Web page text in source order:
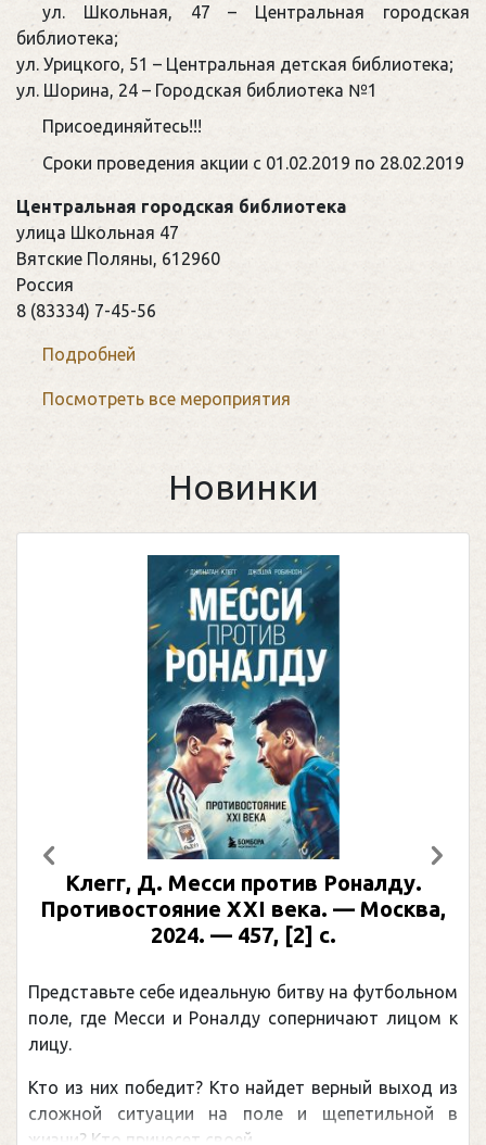
ул. Школьная, 47 – Центральная городская
библиотека;
ул. Урицкого, 51 – Центральная детская библиотека;
ул. Шорина, 24 – Городская библиотека №1
Присоединяйтесь!!!
Сроки проведения акции с 01.02.2019 по 28.02.2019
Центральная городская библиотека
улица Школьная 47
Вятские Поляны, 612960
Россия
8 (83334) 7-45-56
Подробней
Посмотреть все мероприятия
Новинки
Клегг, Д. Месси против Роналду.
Противостояние XXI века. — Москва,
2024. — 457, [2] с.
Представьте себе идеальную битву на футбольном
поле, где Месси и Роналду соперничают лицом к
лицу.
Кто из них победит? Кто найдет верный выход из
сложной ситуации на поле и щепетильной в
жизни? Кто принесет своей ...
Предыдущий